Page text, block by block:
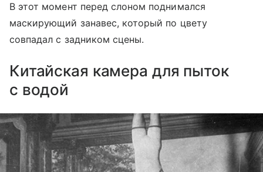
В этот момент перед слоном поднимался
маскирующий занавес, который по цвету
совпадал с задником сцены.
Китайская камера для пыток
с водой